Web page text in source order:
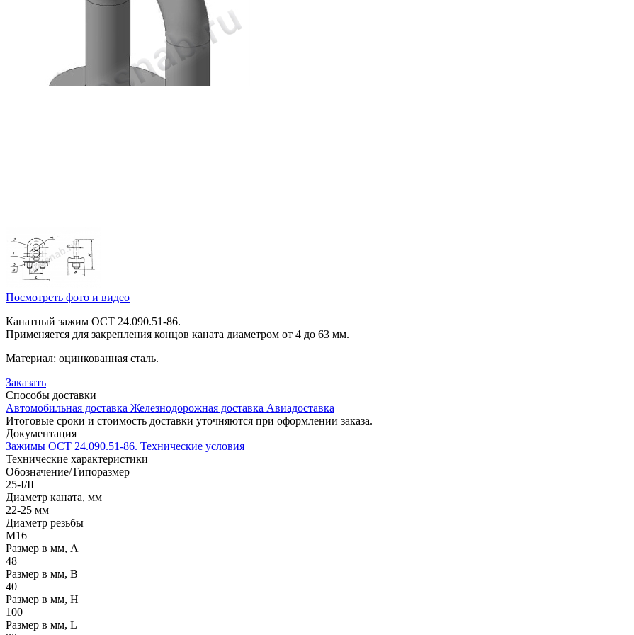
Посмотреть фото и видео
Канатный зажим ОСТ 24.090.51-86.
Применяется для закрепления концов каната диаметром от 4 до 63 мм.
Материал: оцинкованная сталь.
Заказать
Способы доставки
Автомобильная доставка Железнодорожная доставка Авиадоставка
Итоговые сроки и стоимость доставки уточняются при оформлении заказа.
Документация
Зажимы ОСТ 24.090.51-86. Технические условия
Технические характеристики
Обозначение/Типоразмер
25-I/II
Диаметр каната, мм
22-25 мм
Диаметр резьбы
М16
Размер в мм, A
48
Размер в мм, B
40
Размер в мм, H
100
Размер в мм, L